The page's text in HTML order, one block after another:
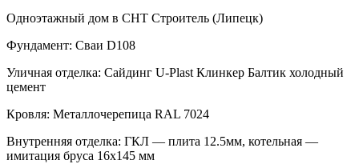
Одноэтажный дом в СНТ Строитель (Липецк)
Фундамент: Сваи D108
Уличная отделка: Сайдинг U-Plast Клинкер Балтик холодный
цемент
Кровля: Металлочерепица RAL 7024
Внутренняя отделка: ГКЛ — плита 12.5мм, котельная —
имитация бруса 16х145 мм